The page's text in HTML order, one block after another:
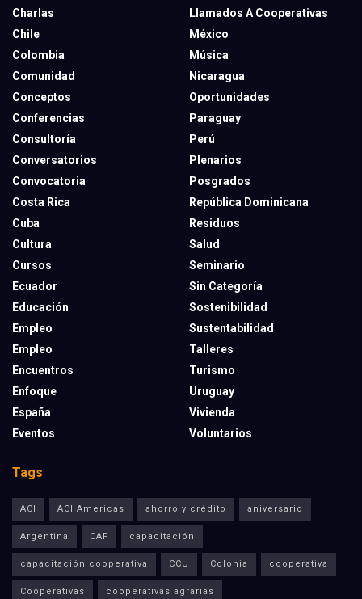
Charlas
Chile
Colombia
Comunidad
Conceptos
Conferencias
Consultoría
Conversatorios
Convocatoria
Costa Rica
Cuba
Cultura
Cursos
Ecuador
Educación
Empleo
Empleo
Encuentros
Enfoque
España
Eventos
Llamados A Cooperativas
México
Música
Nicaragua
Oportunidades
Paraguay
Perú
Plenarios
Posgrados
República Dominicana
Residuos
Salud
Seminario
Sin Categoría
Sostenibilidad
Sustentabilidad
Talleres
Turismo
Uruguay
Vivienda
Voluntarios
Tags
ACI ACI Americas ahorro y crédito aniversario
Argentina CAF capacitación
capacitación cooperativa CCU Colonia cooperativa
Cooperativas cooperativas agrarias